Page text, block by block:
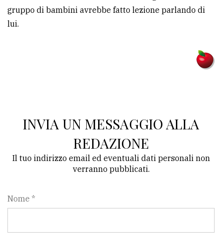
gruppo di bambini avrebbe fatto lezione parlando di
lui.
INVIA UN MESSAGGIO ALLA
REDAZIONE
Il tuo indirizzo email ed eventuali dati personali non
verranno pubblicati.
Nome *